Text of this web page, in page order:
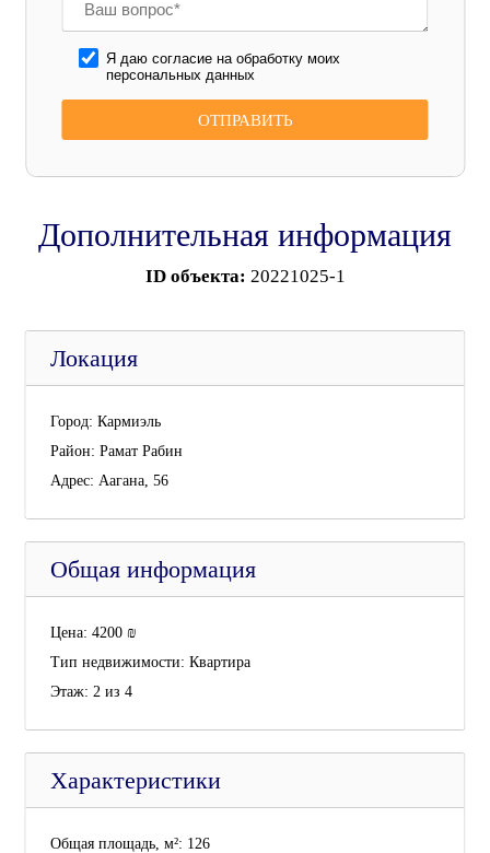
Я даю согласие на обработку моих
персональных данных
Дополнительная информация
ID объекта: 20221025-1
Локация
Город: Кармиэль
Район: Рамат Рабин
Адрес: Аагана, 56
Общая информация
Цена: 4200 ₪
Тип недвижимости: Квартира
Этаж: 2 из 4
Характеристики
Общая площадь, м²: 126